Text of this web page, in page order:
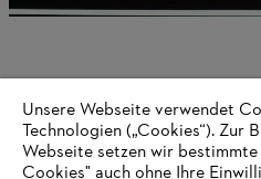
Unsere Webseite verwendet
Technologien („Cookies“). Zur
Webseite setzen wir
Cookies" auch ohne Ihre